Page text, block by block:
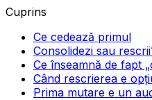
Cuprins
Ce cedează primul
Consolidezi sau
Ce înseamnă de fapt
Când rescrierea e
Prima mutare e un